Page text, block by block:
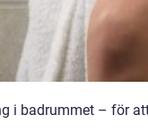
i badrummet – för